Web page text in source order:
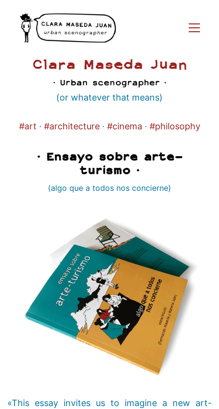
Clara Maseda Juan
· Urban scenographer ·
(or whatever that means)
#art · #architecture· #cinema · #philosophy
· Ensayo sobre arte-
turismo ·
(algo que a todos nos concierne)
«This essay invites us to imagine a new art-